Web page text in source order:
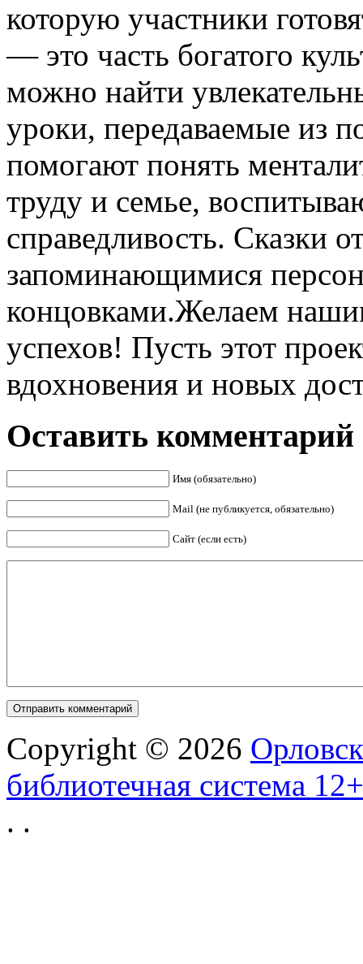
которую участники
— это часть богатого
можно найти
уроки, передаваемые из
помогают понять
труду и семье,
справедливость. Сказки
запоминающимися
концовками.Желаем
успехов! Пусть этот
вдохновения и новых
Оставить комментарий
Имя (обязательно)
Mail (не публикуется, обязательно)
Сайт (если есть)
Copyright © 2026
библиотечная система 12+
. .